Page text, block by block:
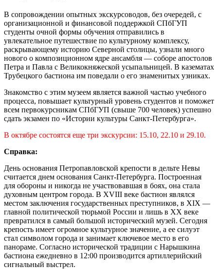
В сопровождении опытных экскурсоводов, без очередей, с
организационной и финансовой поддержкой СПбГУП
студенты очной формы обучения отправились в
увлекательное путешествие по культурному комплексу,
раскрывающему историю Северной столицы, узнали много
нового о композиционном ядре ансамбля — соборе апостолов
Петра и Павла с Великокняжеской усыпальницей. В казематах
Трубецкого бастиона им поведали о его знаменитых узниках.
Знакомство с этим музеем является важной частью учебного
процесса, повышает культурный уровень студентов и поможет
всем первокурсникам СПбГУП (свыше 700 человек) успешно
сдать экзамен по «Истории культуры Санкт-Петербурга».
В октябре состоятся еще три экскурсии: 15.10, 22.10 и 29.10.
Справка:
День основания Петропавловской крепости в дельте Невы
считается днем основания Санкт-Петербурга. Построенная
для обороны и никогда не участвовавшая в боях, она стала
духовным центром города. В XVIII веке бастион являлся
местом заключения государственных преступников, в XIX —
главной политической тюрьмой России и лишь в XX веке
превратился в самый большой исторический музей. Сегодня
крепость имеет огромное культурное значение, а ее силуэт
стал символом города и занимает ключевое место в его
панораме. Согласно исторической традиции с Нарышкина
бастиона ежедневно в 12:00 производится артиллерийский
сигнальный выстрел.